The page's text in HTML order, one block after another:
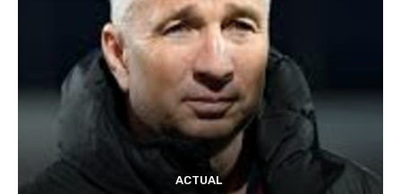
ACTUAL